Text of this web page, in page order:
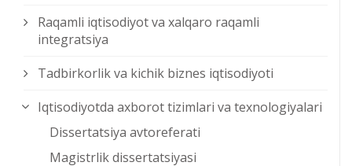
Raqamli iqtisodiyot va xalqaro raqamli
integratsiya
Tadbirkorlik va kichik biznes iqtisodiyoti
Iqtisodiyotda axborot tizimlari va texnologiyalari
Dissertatsiya avtoreferati
Magistrlik dissertatsiyasi